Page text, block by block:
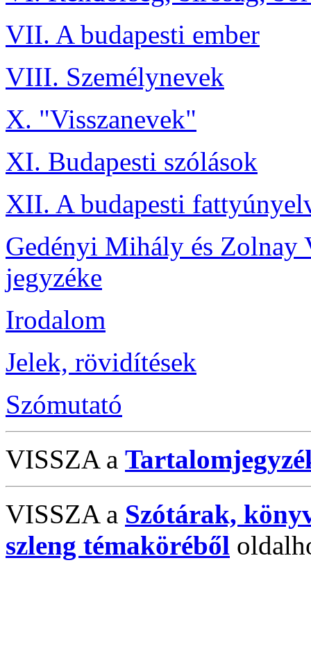
VII. A budapesti ember
VIII. Személynevek
X. "Visszanevek"
XI. Budapesti szólások
XII. A budapesti
Gedényi Mihály és
jegyzéke
Irodalom
Jelek, rövidítések
Szómutató
VISSZA a
VISSZA a Szótárak,
szleng témaköréből